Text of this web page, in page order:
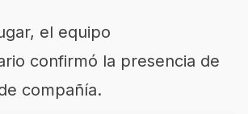
el equipo
confirmó la presencia de
compañía.